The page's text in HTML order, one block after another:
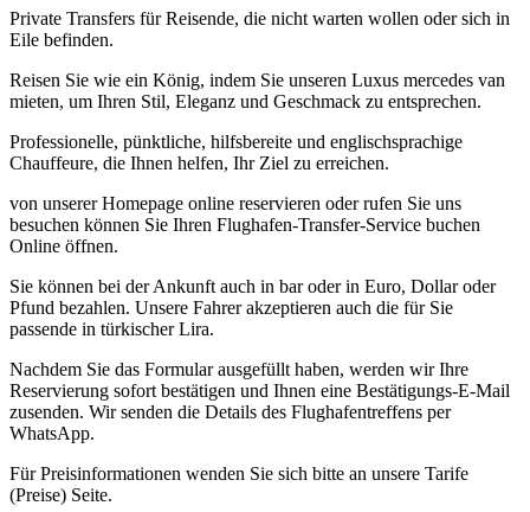
Private Transfers für Reisende, die nicht warten wollen oder sich in
Eile befinden.
Reisen Sie wie ein König, indem Sie unseren Luxus mercedes van
mieten, um Ihren Stil, Eleganz und Geschmack zu entsprechen.
Professionelle, pünktliche, hilfsbereite und englischsprachige
Chauffeure, die Ihnen helfen, Ihr Ziel zu erreichen.
von unserer Homepage online reservieren oder rufen Sie uns
besuchen können Sie Ihren Flughafen-Transfer-Service buchen
Online öffnen.
Sie können bei der Ankunft auch in bar oder in Euro, Dollar oder
Pfund bezahlen. Unsere Fahrer akzeptieren auch die für Sie
passende in türkischer Lira.
Nachdem Sie das Formular ausgefüllt haben, werden wir Ihre
Reservierung sofort bestätigen und Ihnen eine Bestätigungs-E-Mail
zusenden. Wir senden die Details des Flughafentreffens per
WhatsApp.
Für Preisinformationen wenden Sie sich bitte an unsere Tarife
(Preise) Seite.